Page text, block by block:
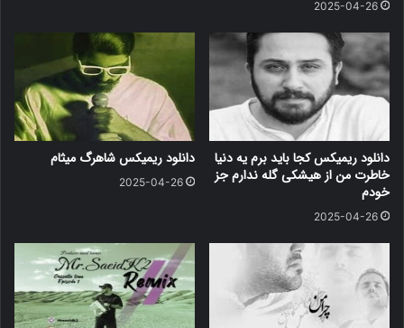
2025-04-26
دانلود ریمیکس کجا باید برم یه دنیا
خاطرت من از هیشکی گله ندارم جز
خودم
2025-04-26
دانلود ریمیکس شاهرگ میثام
2025-04-26